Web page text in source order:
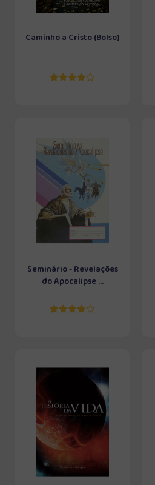
Caminho a Cristo (Bolso)
Seminário - Revelações
do Apocalipse ...